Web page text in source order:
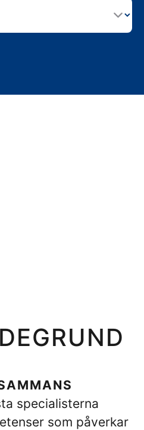
specialisterna
som påverkar